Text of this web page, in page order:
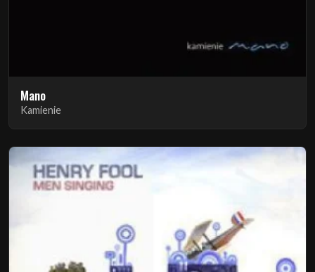
Mano
Kamienie